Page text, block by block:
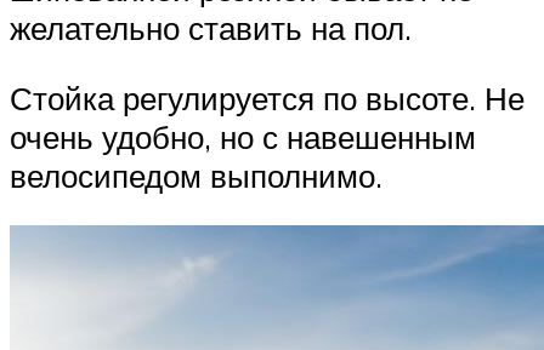
желательно ставить на пол.
Стойка регулируется по высоте. Не
очень удобно, но с навешенным
велосипедом выполнимо.